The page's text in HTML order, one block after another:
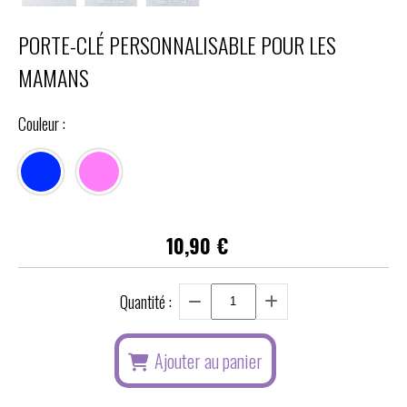
PORTE-CLÉ PERSONNALISABLE POUR LES
MAMANS
Couleur :
10,90 €
Quantité :
Ajouter au panier